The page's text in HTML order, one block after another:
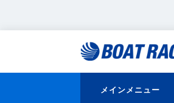
メインメニュー